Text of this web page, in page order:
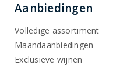
Aanbiedingen
Volledige assortiment
Maandaanbiedingen
Exclusieve wijnen